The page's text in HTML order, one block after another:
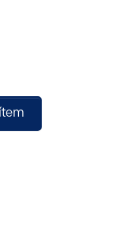
el adalid para la
legislación,
cuales